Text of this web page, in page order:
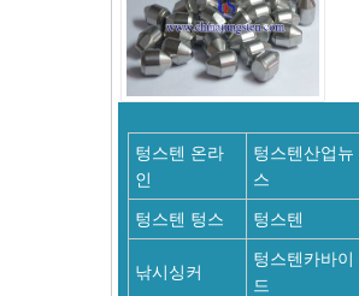
텅스텐 온라
인
텅스텐산업뉴
스
텅스텐 텅스 텅스텐
낚시싱커
텅스텐카바이
드